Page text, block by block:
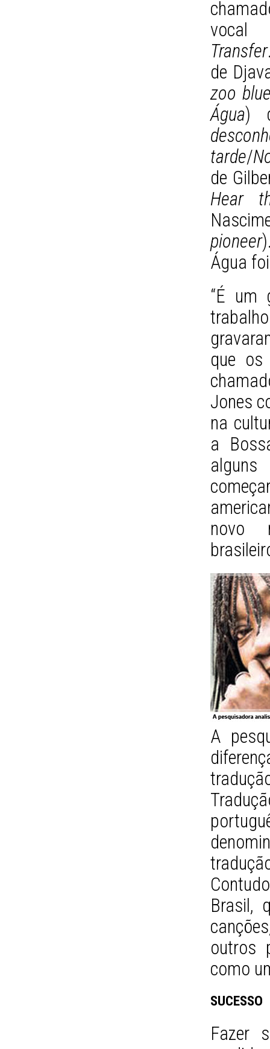
vocal
Transfer
de
zoo
Água)
tarde/
de
Hear
pioneer
Água
“É um
que os
Jones
na
a
alguns
novo
A
Brasil,
outros
como
SUCESSO
Fazer